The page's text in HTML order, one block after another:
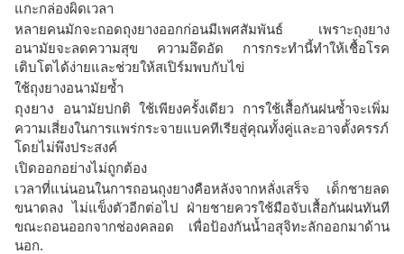
แกะกล่องผิดเวลา
หลายคนมักจะถอดถุงยางออกก่อนมีเพศสัมพันธ์ เพราะถุงยาง
อนามัยจะลดความสุข ความอึดอัด การกระทำนี้ทำให้เชื้อโรค
เติบโตได้ง่ายและช่วยให้สเปิร์มพบกับไข่
ใช้ถุงยางอนามัยซ้ำ
ถุงยาง อนามัยปกติ ใช้เพียงครั้งเดียว การใช้เสื้อกันฝนซ้ำจะเพิ่ม
ความเสี่ยงในการแพร่กระจายแบคทีเรียสู่คุณทั้งคู่และอาจตั้งครรภ์
โดยไม่พึงประสงค์
เปิดออกอย่างไม่ถูกต้อง
เวลาที่แน่นอนในการถอนถุงยางคือหลังจากหลั่งเสร็จ เด็กชายลด
ขนาดลง ไม่แข็งตัวอีกต่อไป ฝ่ายชายควรใช้มือจับเสื้อกันฝนทันที
ขณะถอนออกจากช่องคลอด เพื่อป้องกันน้ำอสุจิทะลักออกมาด้าน
นอก.